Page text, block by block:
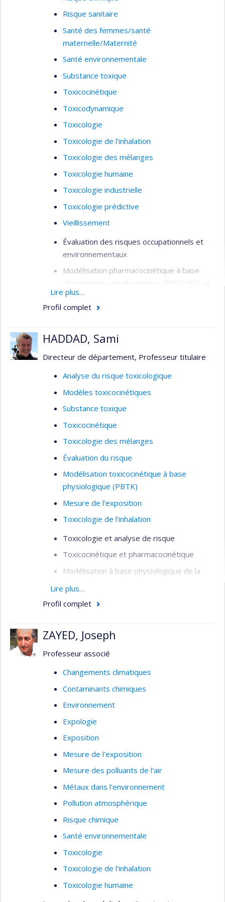
Risque sanitaire
Santé des femmes/santé
maternelle/Maternité
Santé environnementale
Substance toxique
Toxicocinétique
Toxicodynamique
Toxicologie
Toxicologie de l'inhalation
Toxicologie des mélanges
Toxicologie humaine
Toxicologie industrielle
Toxicologie prédictive
Vieillissement
Évaluation des risques occupationnels et
environnementaux
Modélisation pharmacocinétique à base
physiologique et dynamique (PBPK/PD) et
cellulaire
Études sur les modes d’action des
Toxicologie des nanoparticules
(nanotoxicologie et nanosécurité)
Lire plus…
Profil complet
HADDAD, Sami
Directeur de département, Professeur titulaire
Analyse du risque toxicologique
Modèles toxicocinétiques
Substance toxique
Toxicocinétique
Toxicologie des mélanges
Évaluation du risque
Modélisation toxicocinétique à base
physiologique (PBTK)
Mesure de l'exposition
Toxicologie de l'inhalation
Toxicologie et analyse de risque
Toxicocinétique et pharmacocinétique
Modélisation à base physiologique de la
Interactions entre xénobiotiques dans les
toxicocinétique
distribution
clairance
excrétion
interactions
Estimation de l’exposition
Expositions par inhalation
Lire plus…
Profil complet
ZAYED, Joseph
Professeur associé
Changements climatiques
Contaminants chimiques
Environnement
Expologie
Exposition
Mesure de l'exposition
Mesure des polluants de l'air
Métaux dans l'environnement
Pollution atmosphérique
Risque chimique
Santé environnementale
Toxicologie
Toxicologie de l'inhalation
Toxicologie humaine